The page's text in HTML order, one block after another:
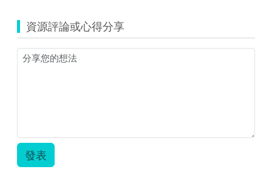
個
光.zip
資源評論或心得分享
發表